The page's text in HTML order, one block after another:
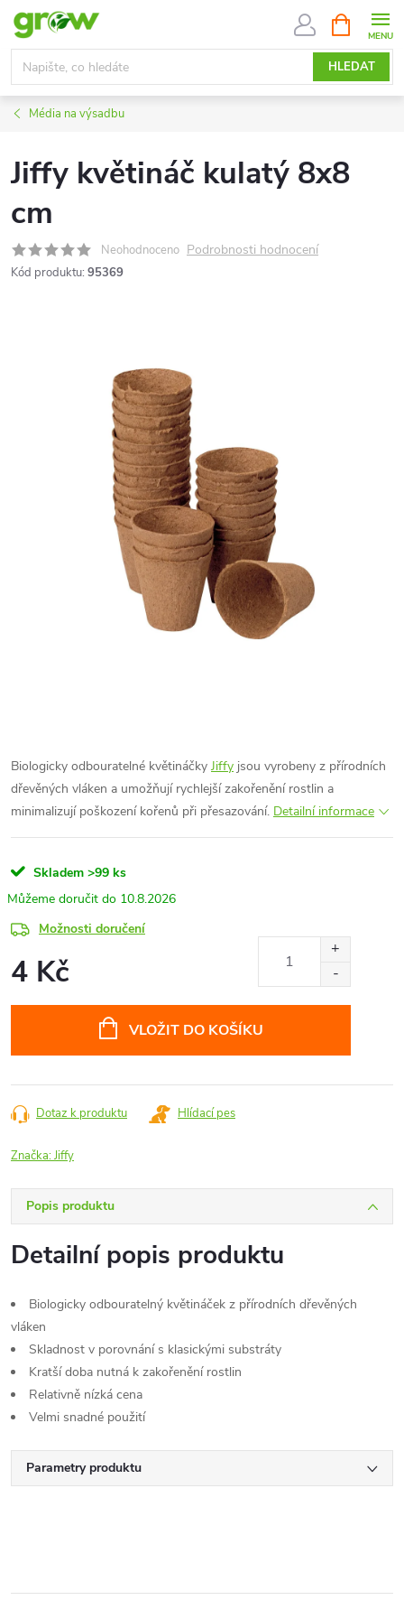
Přejít
obsah
HLEDAT
NÁKUPNÍ
KOŠÍK
Média na výsadbu
Jiffy květináč kulatý 8x8
cm
Neohodnoceno Podrobnosti hodnocení
Kód produktu: 95369
Biologicky odbouratelné květináčky Jiffy jsou vyrobeny z přírodních
dřevěných vláken a umožňují rychlejší zakořenění rostlin a
minimalizují poškození kořenů při přesazování. Detailní informace
Skladem >99 ks
10.8.2026
Možnosti doručení
4 Kč
VLOŽIT DO KOŠÍKU
Dotaz k produktu Hlídací pes
Značka:Jiffy
Popis produktu
Detailní popis produktu
Biologicky odbouratelný květináček z přírodních dřevěných
vláken
Skladnost v porovnání s klasickými substráty
Kratší doba nutná k zakořenění rostlin
Relativně nízká cena
Velmi snadné použití
Parametry produktu